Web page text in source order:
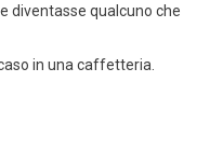
diventasse qualcuno che
in una caffetteria.